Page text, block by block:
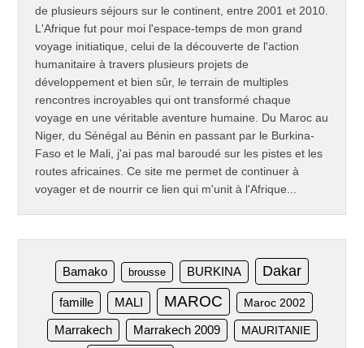
de plusieurs séjours sur le continent, entre 2001 et 2010.
L'Afrique fut pour moi l'espace-temps de mon grand
voyage initiatique, celui de la découverte de l'action
humanitaire à travers plusieurs projets de
développement et bien sûr, le terrain de multiples
rencontres incroyables qui ont transformé chaque
voyage en une véritable aventure humaine. Du Maroc au
Niger, du Sénégal au Bénin en passant par le Burkina-
Faso et le Mali, j'ai pas mal baroudé sur les pistes et les
routes africaines. Ce site me permet de continuer à
voyager et de nourrir ce lien qui m'unit à l'Afrique...
Bamako brousse BURKINA Dakar
famille MALI MAROC Maroc 2002
Marrakech Marrakech 2009 MAURITANIE